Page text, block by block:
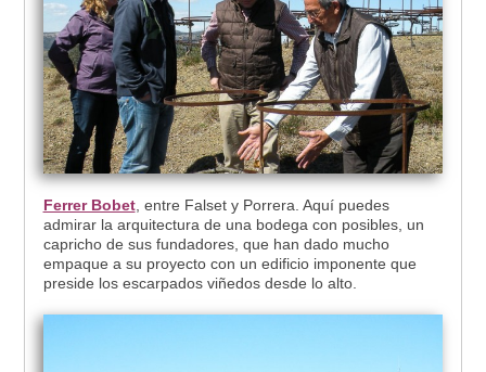
Ferrer Bobet, entre Falset y Porrera. Aquí puedes
admirar la arquitectura de una bodega con posibles, un
capricho de sus fundadores, que han dado mucho
empaque a su proyecto con un edificio imponente que
preside los escarpados viñedos desde lo alto.